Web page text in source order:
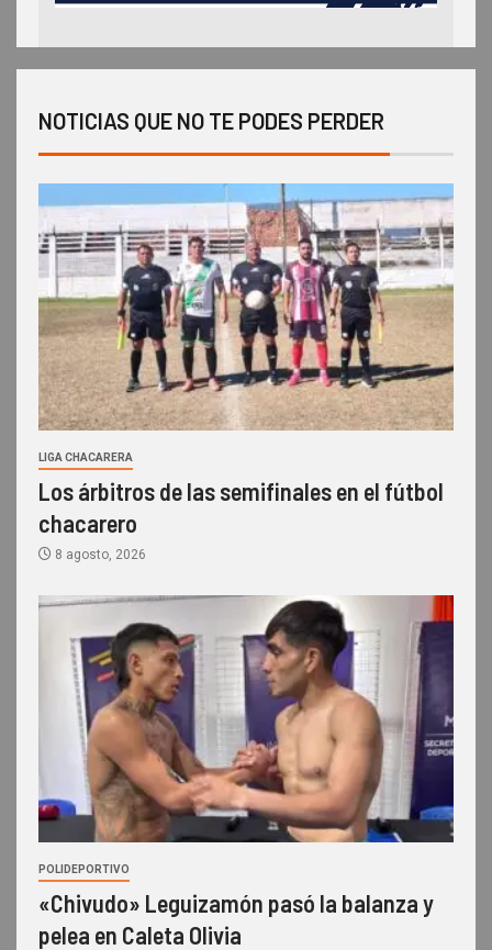
NOTICIAS QUE NO TE PODES PERDER
LIGA CHACARERA
Los árbitros de las semifinales en el fútbol
chacarero
8 agosto, 2026
POLIDEPORTIVO
«Chivudo» Leguizamón pasó la balanza y
pelea en Caleta Olivia